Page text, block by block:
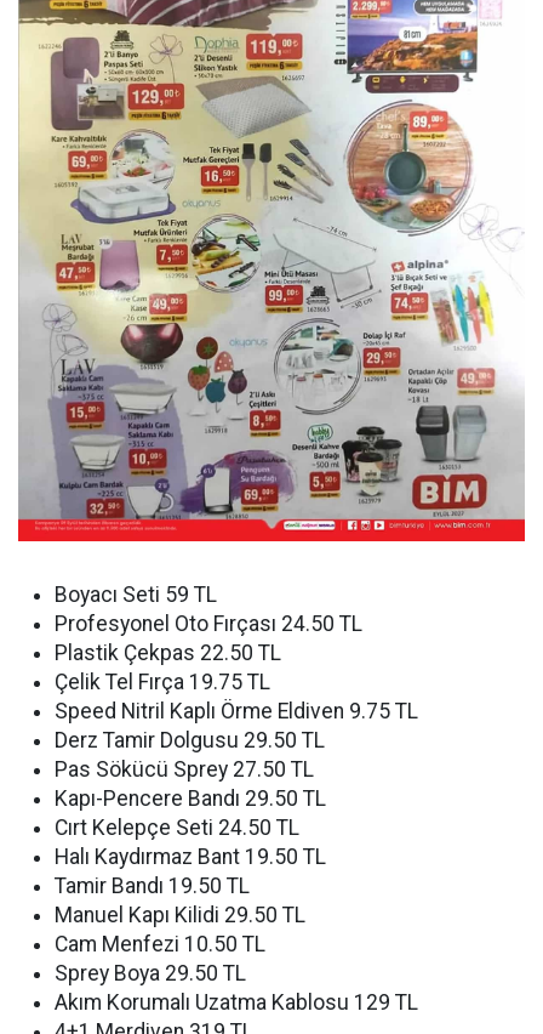
Boyacı Seti 59 TL
Profesyonel Oto Fırçası 24.50 TL
Plastik Çekpas 22.50 TL
Çelik Tel Fırça 19.75 TL
Speed Nitril Kaplı Örme Eldiven 9.75 TL
Derz Tamir Dolgusu 29.50 TL
Pas Sökücü Sprey 27.50 TL
Kapı-Pencere Bandı 29.50 TL
Cırt Kelepçe Seti 24.50 TL
Halı Kaydırmaz Bant 19.50 TL
Tamir Bandı 19.50 TL
Manuel Kapı Kilidi 29.50 TL
Cam Menfezi 10.50 TL
Sprey Boya 29.50 TL
Akım Korumalı Uzatma Kablosu 129 TL